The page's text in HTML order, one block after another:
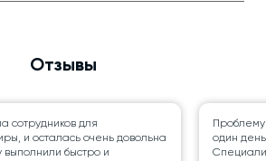
Отзывы
сотрудников для
и осталась очень довольна
выполнили быстро и
один